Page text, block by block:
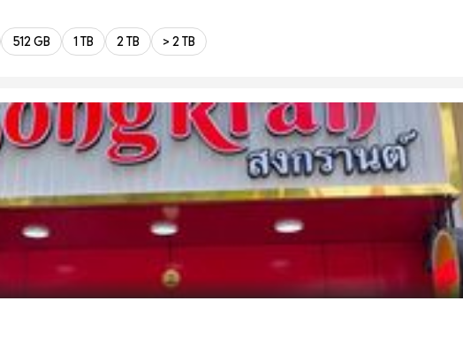
512 GB 1 TB 2 TB > 2 TB